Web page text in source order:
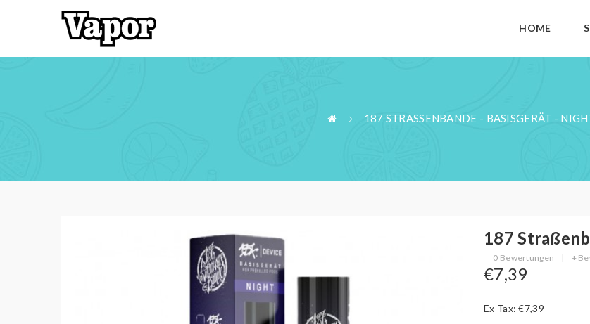
HOME
187 STRASSENBANDE - BASISGERÄT -
187
0 Bewertungen | +
€7,39
Ex Tax: €7,39